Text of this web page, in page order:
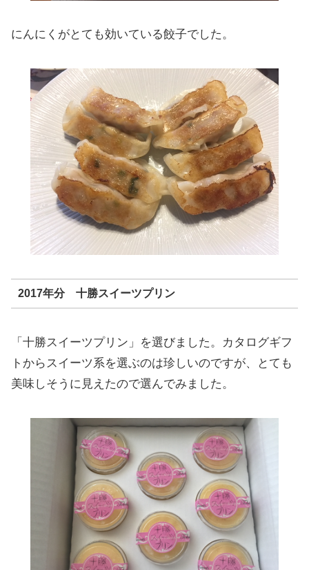
にんにくがとても効いている餃子でした。
2017年分 十勝スイーツプリン
「十勝スイーツプリン」を選びました。カタログギフ
トからスイーツ系を選ぶのは珍しいのですが、とても
美味しそうに見えたので選んでみました。